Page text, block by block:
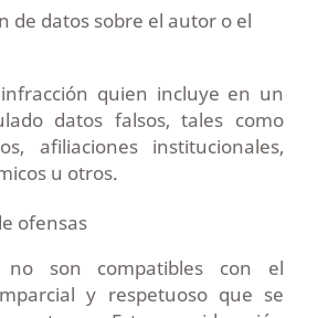
de datos sobre el autor o el
quien incluye en un
datos falsos, tales como
afiliaciones institucionales,
u otros.
ofensas
no son compatibles con el
y respetuoso que se